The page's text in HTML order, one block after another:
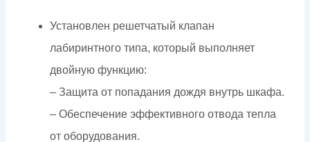
Установлен решетчатый клапан
лабиринтного типа, который выполняет
двойную функцию:
– Защита от попадания дождя внутрь шкафа.
– Обеспечение эффективного отвода тепла
от оборудования.